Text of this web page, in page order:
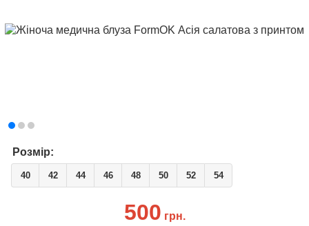
Розмір:
40 42 44 46 48 50 52 54
500 грн.